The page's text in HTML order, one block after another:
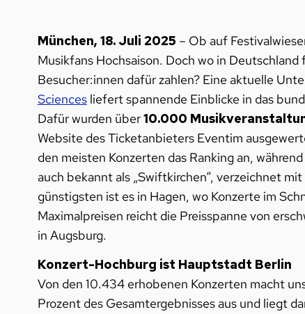
München, 18. Juli 2025 – Ob auf
Musikfans Hochsaison. Doch wo in
Besucher:innen dafür zahlen? Eine aktuelle
Sciencesliefert spannende Einblicke in das
Dafür wurden über10.000
Website des Ticketanbieters Eventim
den meisten Konzerten das Ranking an,
auch bekannt als „Swiftkirchen“, verzeichnet
günstigsten ist es in Hagen, wo Konzerte im
Maximalpreisen reicht die Preisspanne von
in Augsburg.
Konzert-Hochburg ist Hauptstadt Berlin
Von den 10.434 erhobenen Konzerten macht
Prozent des Gesamtergebnisses aus und liegt